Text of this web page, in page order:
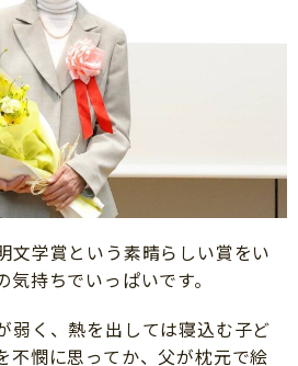
文学賞という素晴らしい賞をい
持ちでいっぱいです。
弱く、熱を出しては寝込む子ど
不憫に思ってか、父が枕元で絵